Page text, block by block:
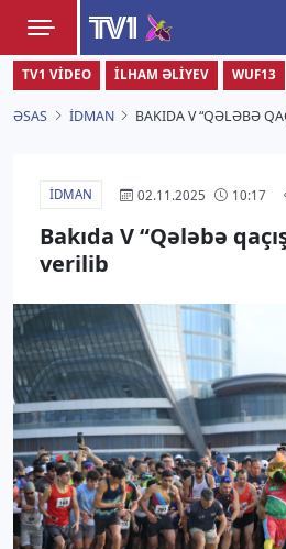
TV1
Zamanı bizimlə
TV1 VIDEO İLHAM ƏLIYEV WUF13
ƏSAS İDMAN BAKIDA V “QƏLƏBƏ
İDMAN 02.11.2025 10:17
Bakıda V “Qələbə
verilib